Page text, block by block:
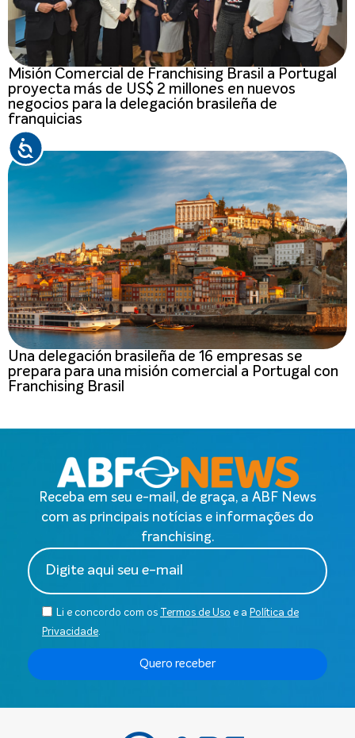
Misión Comercial de Franchising Brasil a Portugal
proyecta más de US$ 2 millones en nuevos
negocios para la delegación brasileña de
franquicias
Una delegación brasileña de 16 empresas se
prepara para una misión comercial a Portugal con
Franchising Brasil
Receba em seu e-mail, de graça, a ABF News
com as principais notícias e informações do
franchising.
Li e concordo com os Termos de Uso e a Política de
Privacidade.
Quero receber